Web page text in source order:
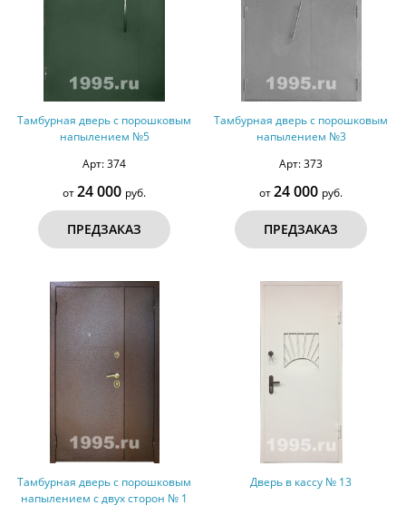
Тамбурная дверь с порошковым
напылением №5
Арт: 374
от24 000 руб.
ПРЕДЗАКАЗ
Тамбурная дверь с порошковым
напылением №3
Арт: 373
от24 000 руб.
ПРЕДЗАКАЗ
Тамбурная дверь с порошковым
напылением с двух сторон № 1
Дверь в кассу № 13